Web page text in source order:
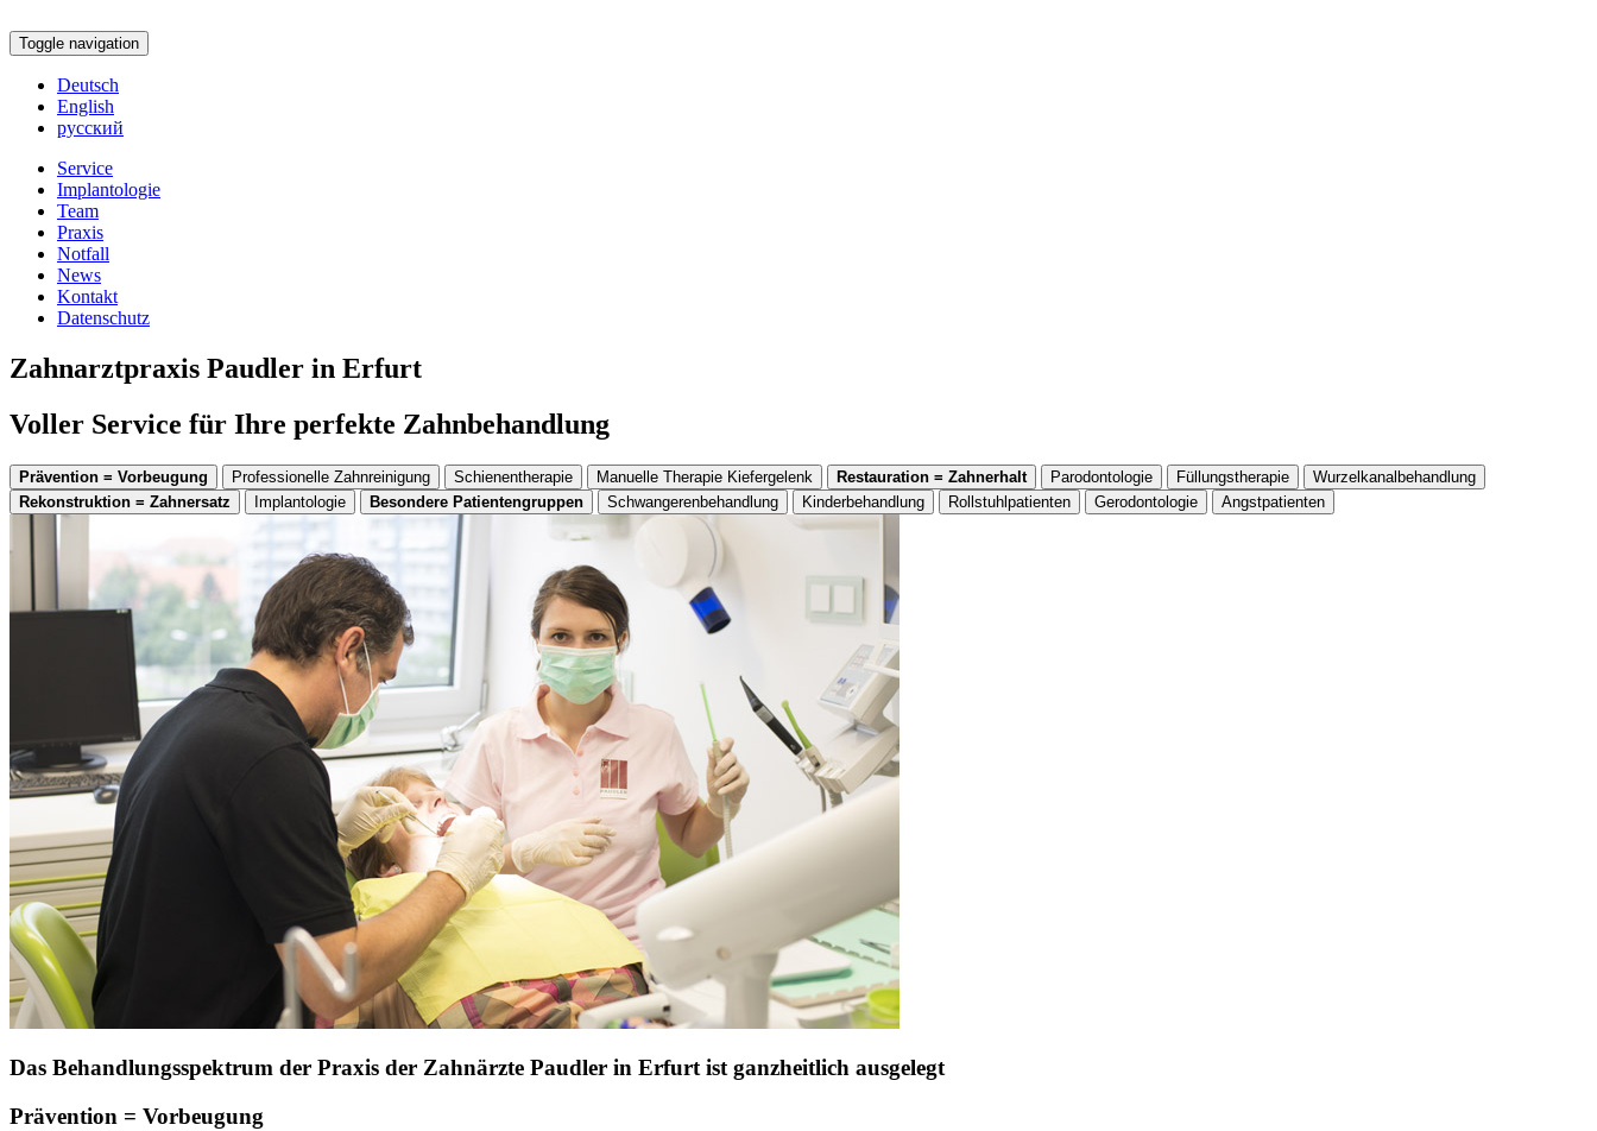
Toggle navigation
Deutsch
English
русский
Service
Implantologie
Team
Praxis
Notfall
News
Kontakt
Datenschutz
Zahnarztpraxis Paudler in Erfurt
Voller Service für Ihre perfekte Zahnbehandlung
Prävention = Vorbeugung Professionelle Zahnreinigung Schienentherapie Manuelle Therapie Kiefergelenk Restauration = Zahnerhalt Parodontologie Füllungstherapie
Wurzelkanalbehandlung
Rekonstruktion = Zahnersatz
Implantologie Besondere Patientengruppen Schwangerenbehandlung Kinderbehandlung Rollstuhlpatienten Gerodontologie Angstpatienten
Das Behandlungsspektrum der Praxis der Zahnärzte Paudler in Erfurt ist ganzheitlich ausgelegt
Prävention = Vorbeugung